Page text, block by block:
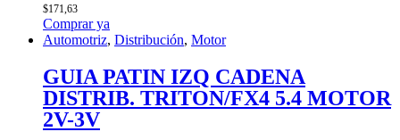
$171,63
Comprar ya
Automotriz, Distribución, Motor
GUIA PATIN IZQ CADENA
DISTRIB. TRITON/FX4 5.4 MOTOR
2V-3V